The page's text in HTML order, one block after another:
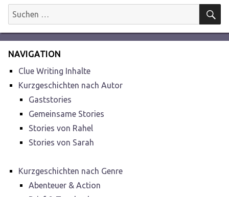
Suchen
nach:
NAVIGATION
Clue Writing Inhalte
Kurzgeschichten nach Autor
Gaststories
Gemeinsame Stories
Stories von Rahel
Stories von Sarah
Kurzgeschichten nach Genre
Abenteuer & Action